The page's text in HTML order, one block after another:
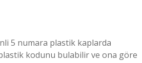
5 numara plastik kaplarda
plastik kodunu bulabilir ve ona göre